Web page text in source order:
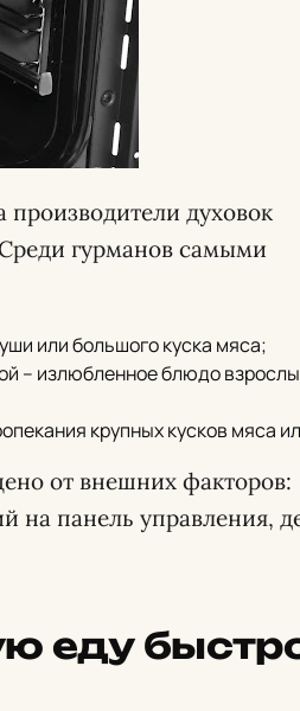
духовок
гурманов самыми
или большого куска мяса;
– излюбленное блюдо
крупных кусков мяса
от внешних факторов:
на панель управления,
еду